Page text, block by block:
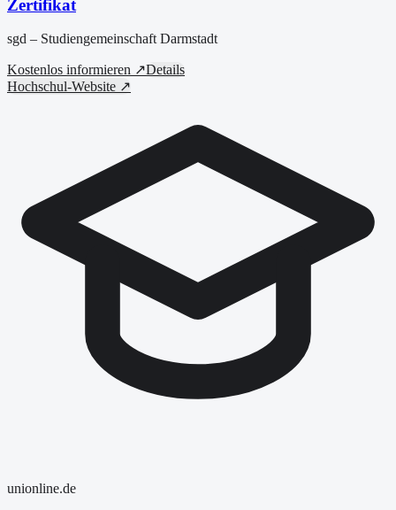
Zertifikat
sgd – Studiengemeinschaft Darmstadt
Kostenlos informieren ↗Details
Hochschul-Website ↗
unionline.de